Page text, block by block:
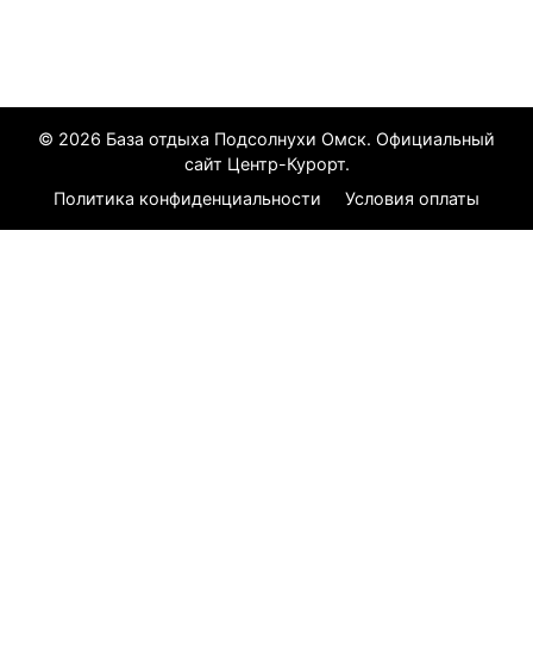
© 2026 База отдыха Подсолнухи Омск. Официальный
сайт Центр-Курорт.
Политика конфиденциальности
Условия оплаты